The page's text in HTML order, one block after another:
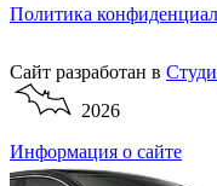
Политика
Сайт разработан в
2026
Информация о сайте